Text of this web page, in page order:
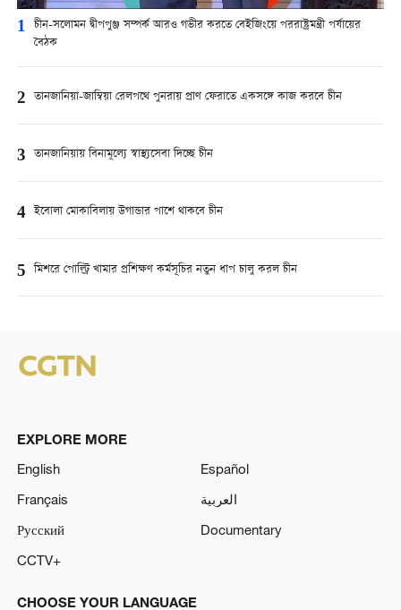
1 চীন-সলোমন দ্বীপপুঞ্জ সম্পর্ক আরও গভীর করতে বেইজিংয়ে পররাষ্ট্রমন্ত্রী পর্যায়ের
বৈঠক
2 তানজানিয়া-জাম্বিয়া রেলপথে পুনরায় প্রাণ ফেরাতে একসঙ্গে কাজ করবে চীন
3 তানজানিয়ায় বিনামূল্যে স্বাস্থ্যসেবা দিচ্ছে চীন
4 ইবোলা মোকাবিলায় উগান্ডার পাশে থাকবে চীন
5 মিশরে পোল্ট্রি খামার প্রশিক্ষণ কর্মসূচির নতুন ধাপ চালু করল চীন
EXPLORE MORE
English
Español
Français
العربية
Русский
Documentary
CCTV+
CHOOSE YOUR LANGUAGE